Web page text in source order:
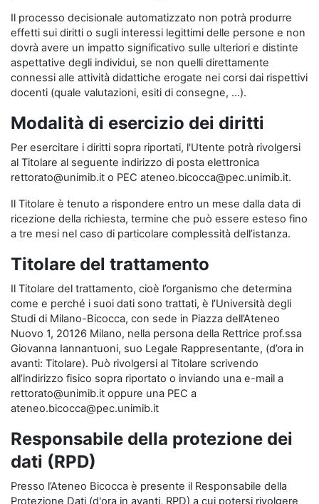
Il processo decisionale automatizzato non potrà produrre
effetti sui diritti o sugli interessi legittimi delle persone e non
dovrà avere un impatto significativo sulle ulteriori e distinte
aspettative degli individui, se non quelli direttamente
connessi alle attività didattiche erogate nei corsi dai rispettivi
docenti (quale valutazioni, esiti di consegne, …).
Modalità di esercizio dei diritti
Per esercitare i diritti sopra riportati, l'Utente potrà rivolgersi
al Titolare al seguente indirizzo di posta elettronica
rettorato@unimib.it o PEC ateneo.bicocca@pec.unimib.it.
Il Titolare è tenuto a rispondere entro un mese dalla data di
ricezione della richiesta, termine che può essere esteso fino
a tre mesi nel caso di particolare complessità dell’istanza.
Titolare del trattamento
Il Titolare del trattamento, cioè l’organismo che determina
come e perché i suoi dati sono trattati, è l’Università degli
Studi di Milano-Bicocca, con sede in Piazza dell’Ateneo
Nuovo 1, 20126 Milano, nella persona della Rettrice prof.ssa
Giovanna Iannantuoni, suo Legale Rappresentante, (d’ora in
avanti: Titolare). Può rivolgersi al Titolare scrivendo
all’indirizzo fisico sopra riportato o inviando una e-mail a
rettorato@unimib.it oppure una PEC a
ateneo.bicocca@pec.unimib.it
Responsabile della protezione dei
dati (RPD)
Presso l’Ateneo Bicocca è presente il Responsabile della
Protezione Dati (d'ora in avanti, RPD) a cui potersi rivolgere